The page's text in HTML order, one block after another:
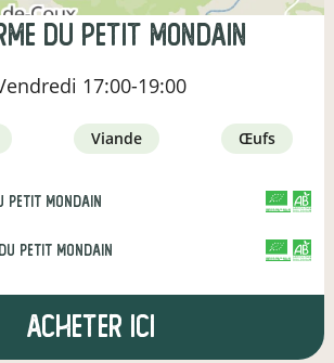
du Petit Mondain
17:00-19:00
viande œufs
Petit Mondain CERTIFIÉ PAR FR-BIO-01
AGRICULTURE FRANCE
petit mondain CERTIFIÉ PAR FR-BIO-01
AGRICULTURE FRANCE
Acheter ici